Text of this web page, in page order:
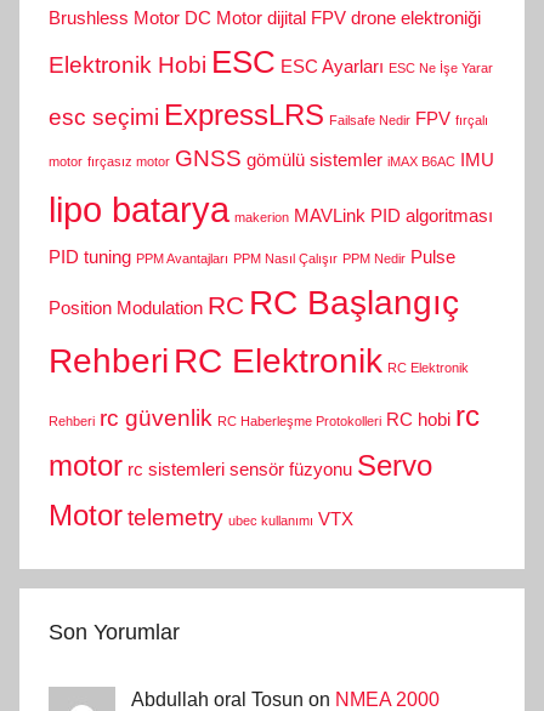
Brushless Motor DC Motor dijital FPV drone elektroniği
Elektronik Hobi ESC ESC Ayarları ESC Ne İşe Yarar
esc seçimi ExpressLRS Failsafe Nedir FPV fırçalı
motor fırçasız motor GNSS gömülü sistemler iMAX B6AC IMU
lipo batarya makerion MAVLink PID algoritması
PID tuning PPM Avantajları PPM Nasıl Çalışır PPM Nedir Pulse
Position Modulation RC RC Başlangıç
Rehberi RC Elektronik RC Elektronik
Rehberi rc güvenlik RC Haberleşme Protokolleri RC hobi rc
motor rc sistemleri sensör füzyonu Servo
Motortelemetry ubec kullanımı VTX
Son Yorumlar
Abdullah oral Tosun on NMEA 2000